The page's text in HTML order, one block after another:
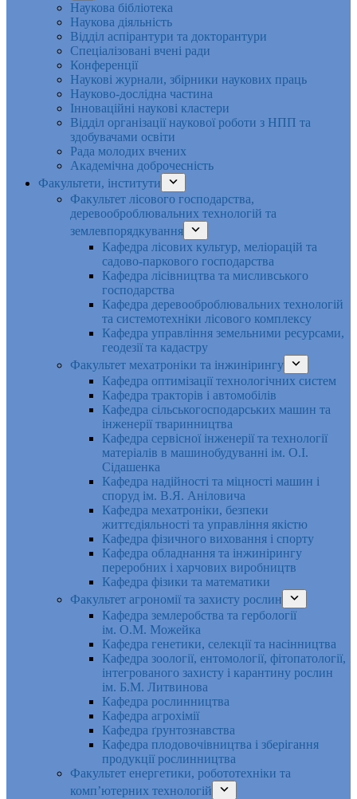
Наукова бібліотека
Наукова діяльність
Відділ аспірантури та докторантури
Спеціалізовані вчені ради
Конференції
Наукові журнали, збірники наукових праць
Науково-дослідна частина
Інноваційні наукові кластери
Відділ організації наукової роботи з НПП та
здобувачами освіти
Рада молодих вчених
Академічна доброчесність
Факультети, інститути
Факультет лісового господарства,
деревооброблювальних технологій та
землевпорядкування
Кафедра лісових культур, меліорацій та
садово-паркового господарства
Кафедра лісівництва та мисливського
господарства
Кафедра деревооброблювальних технологій
та системотехніки лісового комплексу
Кафедра управління земельними ресурсами,
геодезії та кадастру
Факультет мехатроніки та інжинірингу
Кафедра оптимізації технологічних систем
Кафедра тракторів і автомобілів
Кафедра сільськогосподарських машин та
інженерії тваринництва
Кафедра cервісної інженерії та технології
матеріалів в машинобудуванні ім. О.І.
Сідашенка
Кафедра надійності та міцності машин і
споруд ім. В.Я. Аніловича
Кафедра мехатроніки, безпеки
життєдіяльності та управління якістю
Кафедра фізичного виховання і спорту
Кафедра обладнання та інжинірингу
переробних і харчових виробництв
Кафедра фізики та математики
Факультет агрономії та захисту рослин
Кафедра землеробства та гербології
ім. О.М. Можейка
Кафедра генетики, селекції та насінництва
Кафедра зоології, ентомології, фітопатології,
інтегрованого захисту і карантину рослин
ім. Б.М. Литвинова
Кафедра рослинництва
Кафедра агрохімії
Кафедра ґрунтознавства
Кафедра плодовочівництва і зберігання
продукції рослинництва
Факультет енергетики, робототехніки та
комп’ютерних технологій